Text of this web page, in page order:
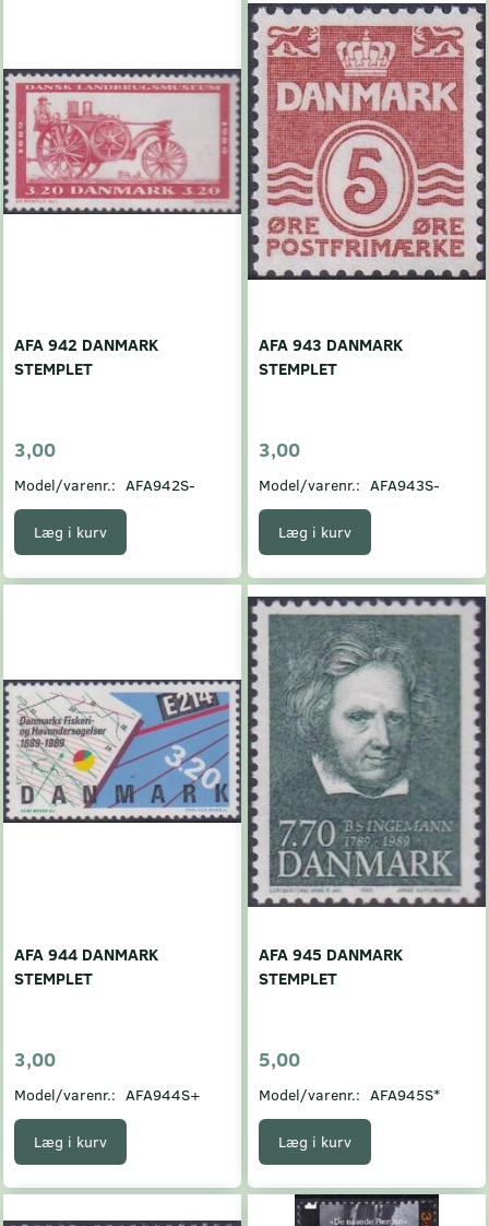
AFA 942 DANMARK
STEMPLET
3,00
Model/varenr.: AFA942S-
Læg i kurv
AFA 943 DANMARK
STEMPLET
3,00
Model/varenr.: AFA943S-
Læg i kurv
AFA 944 DANMARK
STEMPLET
3,00
Model/varenr.: AFA944S+
Læg i kurv
AFA 945 DANMARK
STEMPLET
5,00
Model/varenr.: AFA945S*
Læg i kurv